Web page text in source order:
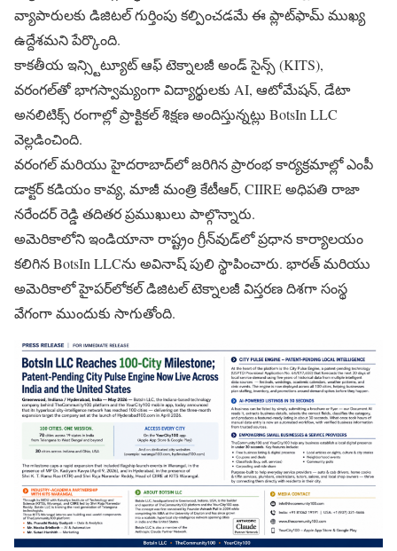
వ్యాపారులకు డిజిటల్ గుర్తింపు కల్పించడమే ఈ ప్లాట్‌ఫామ్ ముఖ్య
ఉద్దేశమని పేర్కొంది.
కాకతీయ ఇన్స్టిట్యూట్ ఆఫ్ టెక్నాలజీ అండ్ సైన్స్ (KITS),
వరంగల్‌తో భాగస్వామ్యంగా విద్యార్థులకు AI, ఆటోమేషన్, డేటా
అనలిటిక్స్ రంగాల్లో ప్రాక్టికల్ శిక్షణ అందిస్తున్నట్లు BotsIn LLC
వెల్లడించింది.
వరంగల్ మరియు హైదరాబాద్‌లో జరిగిన ప్రారంభ కార్యక్రమాల్లో ఎంపీ
డాక్టర్ కడియం కావ్య, మాజీ మంత్రి కేటీఆర్, CIIRE అధిపతి రాజా
నరేందర్ రెడ్డి తదితర ప్రముఖులు పాల్గొన్నారు.
అమెరికాలోని ఇండియానా రాష్ట్రం గ్రీన్‌వుడ్‌లో ప్రధాన కార్యాలయం
కలిగిన BotsIn LLCను అవినాష్ పులి స్థాపించారు. భారత్ మరియు
అమెరికాలో హైపర్‌లోకల్ డిజిటల్ టెక్నాలజీ విస్తరణ దిశగా సంస్థ
వేగంగా ముందుకు సాగుతోంది.